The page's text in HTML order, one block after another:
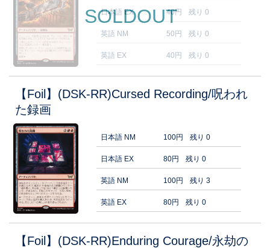
日本語 EX 40円 残り 0
英語 NM 50円 残り 0
英語 EX 40円 残り 0
SOLDOUT
【Foil】(DSK-RR)Cursed Recording/呪われ
た録画
日本語 NM 100円 残り 0
日本語 EX 80円 残り 0
英語 NM 100円 残り 3
英語 EX 80円 残り 0
【Foil】(DSK-RR)Enduring Courage/永劫の